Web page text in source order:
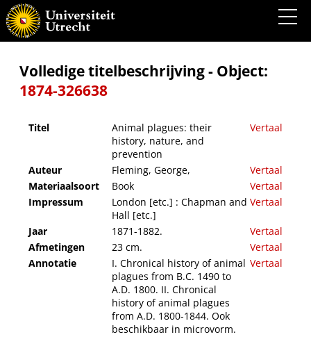
Animal plagues: their history, nature, and prevention
Volledige titelbeschrijving - Object:
1874-326638
Titel
Animal plagues: their
history, nature, and
prevention
Vertaal
Auteur Fleming, George,
Vertaal
Materiaalsoort
Book
Vertaal
Impressum
London [etc.] : Chapman and
Hall [etc.]
Vertaal
Jaar 1871-1882.
Vertaal
Afmetingen
23 cm.
Vertaal
Annotatie
I. Chronical history of animal
plagues from B.C. 1490 to
A.D. 1800. II. Chronical
history of animal plagues
from A.D. 1800-1844. Ook
beschikbaar in microvorm.
Vertaal